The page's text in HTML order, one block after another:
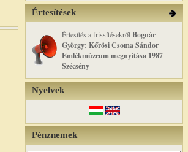
Értesítések
Értesítés a frissítésekről Bognár
György: Kőrösi Csoma Sándor
Emlékmúzeum megnyitása 1987
Szécsény
Nyelvek
Pénznemek